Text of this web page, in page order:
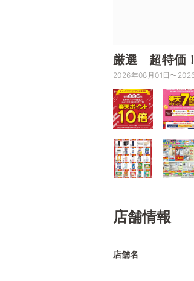
厳選 超特価
2026年08月01日〜
店舗情報
店舗名